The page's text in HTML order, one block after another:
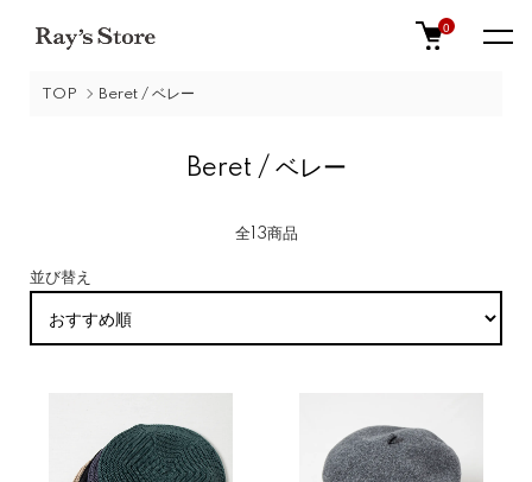
0
TOP Beret / ベレー
Beret / ベレー
全13商品
並び替え